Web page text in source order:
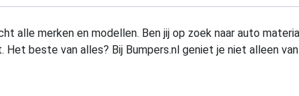
alle merken en modellen. Ben jij op zoek naar auto
beste van alles? Bij Bumpers.nl geniet je niet alleen